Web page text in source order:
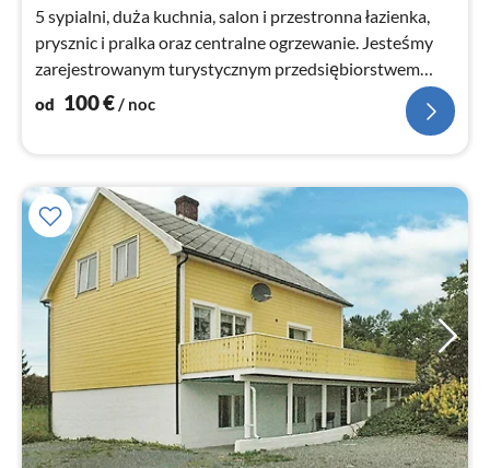
5 sypialni, duża kuchnia, salon i przestronna łazienka,
prysznic i pralka oraz centralne ogrzewanie. Jesteśmy
zarejestrowanym turystycznym przedsiębiorstwem
połowowym
od 100€/ noc